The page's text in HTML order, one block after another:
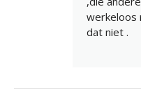
werkeloos
dat niet .